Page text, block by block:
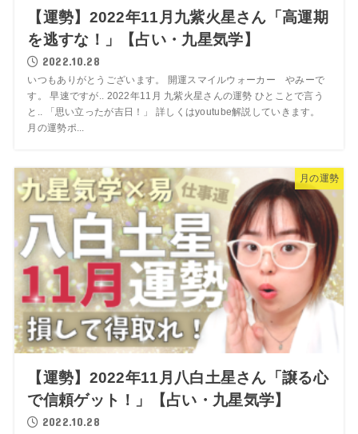
【運勢】2022年11月九紫火星さん「高運期
を逃すな！」【占い・九星気学】
2022.10.28
いつもありがとうございます。 開運スマイルウォーカー やみーで
す。 早速ですが.. 2022年11月 九紫火星さんの運勢 ひとことで言う
と.. 「思い立ったが吉日！」 詳しくはyoutube解説していきます。
月の運勢ポ...
月の運勢
【運勢】2022年11月八白土星さん「譲る心
で信頼ゲット！」【占い・九星気学】
2022.10.28